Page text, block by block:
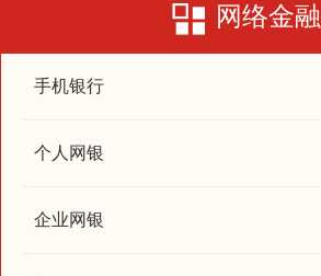
网络金融
手机银行
个人网银
企业网银